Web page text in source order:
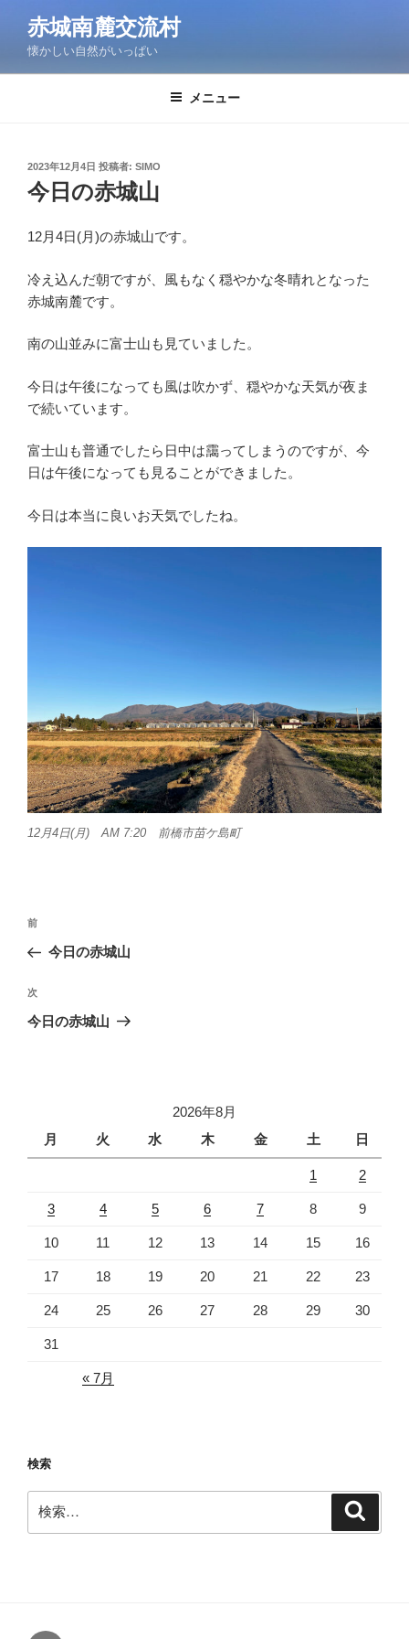
ン
赤城南麓交流村
懐かしい自然がいっぱい
メニュー
投
稿
日:
2023年12月4日 投稿者: SIMO
今日の赤城山
12月4日(月)の赤城山です。
冷え込んだ朝ですが、風もなく穏やかな冬晴れとなった
赤城南麓です。
南の山並みに富士山も見ていました。
今日は午後になっても風は吹かず、穏やかな天気が夜ま
で続いています。
富士山も普通でしたら日中は靄ってしまうのですが、今
日は午後になっても見ることができました。
今日は本当に良いお天気でしたね。
12月4日(月) AM 7:20 前橋市苗ケ島町
投
ナ
ビ
ゲ
前
の
稿
前
今日の赤城山
次
の
次
今日の赤城山
2026年8月
月
火 水 木 金 土 日
1 2
3 4 5 6 7 8 9
10 11 12 13 14 15 16
17 18 19 20 21 22 23
24 25 26 27 28 29 30
31
« 7月
検索
索: